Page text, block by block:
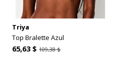
Triya
Top Bralette Azul
65,63 $109,38 $